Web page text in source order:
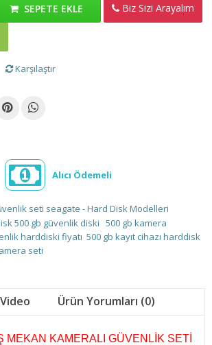
SEPETE EKLE
Karşılaştır
Biz Sizi Arayalım
Alıcı Ödemeli
seti seagate - Hard Disk Modelleri
500 gb güvenlik diski 500 gb kamera
harddiski fiyatı 500 gb kayıt cihazı harddisk
seti
Video Ürün Yorumları (0)
MEKAN KAMERALI GÜVENLİK SETİ